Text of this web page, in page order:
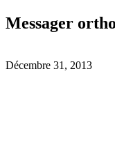
Messager
Décembre 31, 2013